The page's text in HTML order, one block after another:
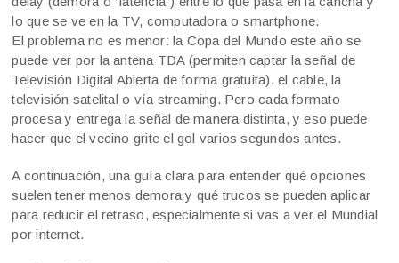
lo que se ve en la TV, computadora o smartphone.
El problema no es menor: la Copa del Mundo este año se
puede ver por la antena TDA (permiten captar la señal de
Televisión Digital Abierta de forma gratuita), el cable, la
televisión satelital o vía streaming. Pero cada formato
procesa y entrega la señal de manera distinta, y eso puede
hacer que el vecino grite el gol varios segundos antes.
A continuación, una guía clara para entender qué opciones
suelen tener menos demora y qué trucos se pueden aplicar
para reducir el retraso, especialmente si vas a ver el Mundial
por internet.